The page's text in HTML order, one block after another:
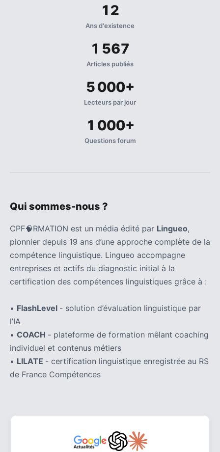
12
Ans d'existence
1 567
Articles publiés
5 000+
Lecteurs par jour
1 000+
Questions forum
Qui sommes-nous ?
CPF🧠RMATION est un média édité par Lingueo,
pionnier depuis 19 ans d’une approche complète de la
compétence linguistique. Lingueo accompagne
entreprises et actifs du diagnostic initial à la
certification des compétences linguistiques grâce à :
• FlashLevel - solution d’évaluation linguistique par
l’IA
• COACH - plateforme de formation mêlant coaching
individuel et contenus métiers
• LILATE - certification linguistique enregistrée au RS
de France Compétences